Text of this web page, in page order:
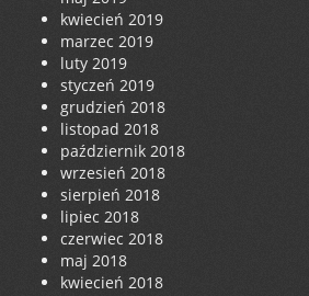
kwiecień 2019
marzec 2019
luty 2019
styczeń 2019
grudzień 2018
listopad 2018
październik 2018
wrzesień 2018
sierpień 2018
lipiec 2018
czerwiec 2018
maj 2018
kwiecień 2018